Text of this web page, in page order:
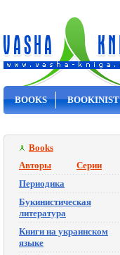
BOOKS BOOKINIST
Books
Авторы
Серии
Периодика
Букинистическая
литература
Книги на украинском
языке